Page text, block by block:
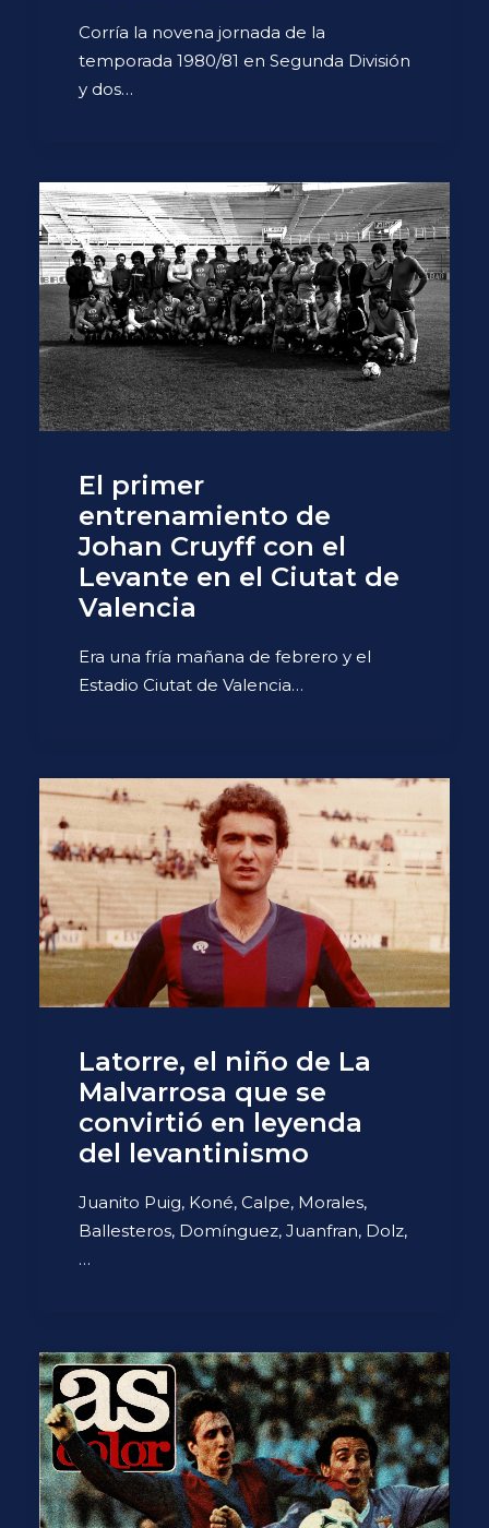
Corría la novena jornada de la
temporada 1980/81 en Segunda División
y dos…
El primer
entrenamiento de
Johan Cruyff con el
Levante en el Ciutat de
Valencia
Era una fría mañana de febrero y el
Estadio Ciutat de Valencia…
Latorre, el niño de La
Malvarrosa que se
convirtió en leyenda
del levantinismo
Juanito Puig, Koné, Calpe, Morales,
Ballesteros, Domínguez, Juanfran, Dolz,
…